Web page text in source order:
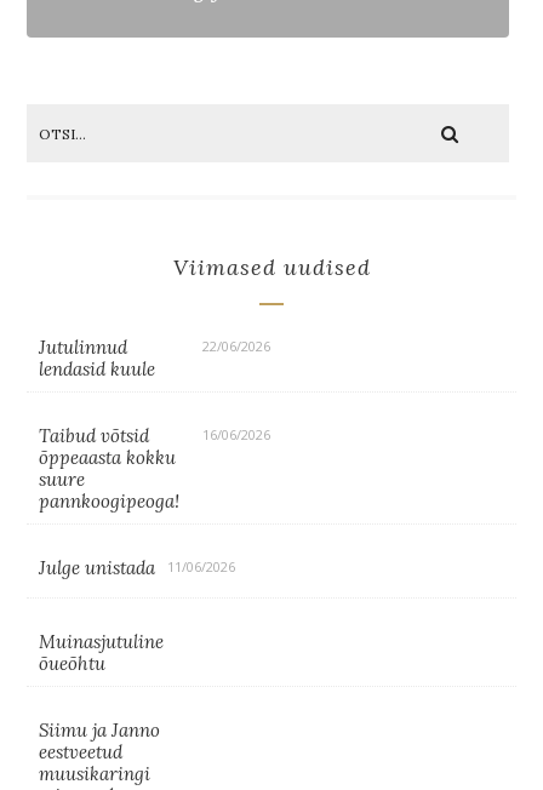
Viimased uudised
Jutulinnud
lendasid kuule
22/06/2026
Taibud võtsid
õppeaasta kokku
suure
pannkoogipeoga!
16/06/2026
Julge unistada 11/06/2026
Muinasjutuline
õueõhtu
Siimu ja Janno
eestveetud
muusikaringi